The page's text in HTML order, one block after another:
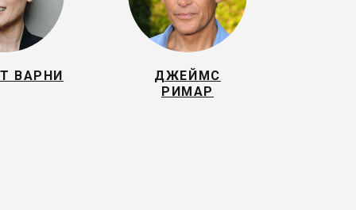
ВАРНИ
ДЖЕЙМС
РИМАР